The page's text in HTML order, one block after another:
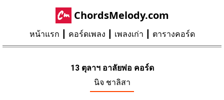
ChordsMelody.com
หน้าแรก คอร์ดเพลง เพลงเก่า ตารางคอร์ด
13 ตุลาฯ อาลัยพ่อ คอร์ด
นิจ ชาลิสา